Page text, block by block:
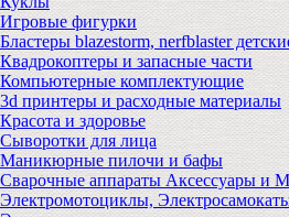
Игровые фигурки
Бластеры blazestorm, nerfblaster
Квадрокоптеры и запасные части
Компьютерные комплектующие
3d принтеры и расходные материалы
Красота и здоровье
Сыворотки для лица
Маникюрные пилочи и бафы
Сварочные аппараты Аксессуары и
Электромотоциклы,